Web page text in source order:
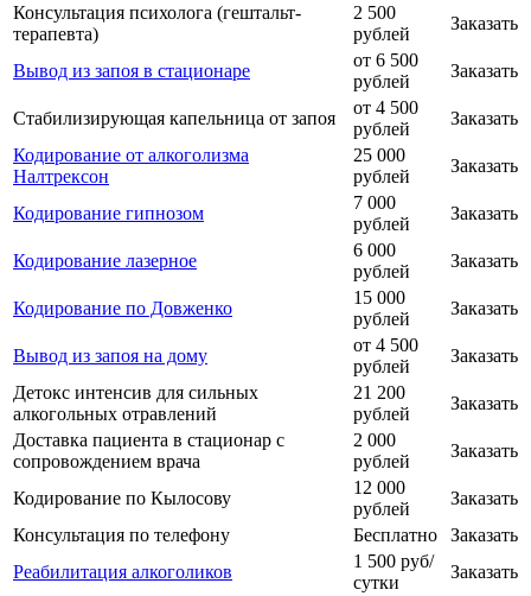
Консультация психолога (гештальт-
терапевта)
2 500
рублей
Заказать
Вывод из запоя в стационаре
от 6 500
рублей
Заказать
Стабилизирующая капельница от запоя
от 4 500
рублей
Заказать
Кодирование от алкоголизма
Налтрексон
25 000
рублей
Заказать
Кодирование гипнозом
7 000
рублей
Заказать
Кодирование лазерное
6 000
рублей
Заказать
Кодирование по Довженко
15 000
рублей
Заказать
Вывод из запоя на дому
от 4 500
рублей
Заказать
Детокс интенсив для сильных
алкогольных отравлений
21 200
рублей
Заказать
Доставка пациента в стационар с
сопровождением врача
2 000
рублей
Заказать
Кодирование по Кылосову
12 000
рублей
Заказать
Консультация по телефону
Бесплатно
Заказать
Реабилитация алкоголиков
1 500 руб/
сутки
Заказать